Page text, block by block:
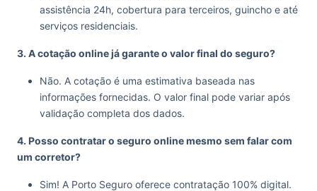
assistência 24h, cobertura para terceiros, guincho e até
serviços residenciais.
3. A cotação online já garante o valor final do seguro?
Não. A cotação é uma estimativa baseada nas
informações fornecidas. O valor final pode variar após
validação completa dos dados.
4. Posso contratar o seguro online mesmo sem falar com
um corretor?
Sim! A Porto Seguro oferece contratação 100% digital.